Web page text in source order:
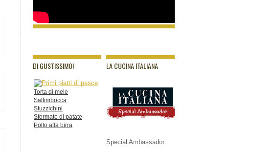
DI GUSTISSIMO!
Torta di mele
Saltimbocca
Stuzzichini
Sformato di patate
Pollo alla birra
LA CUCINA ITALIANA
Special Ambassador